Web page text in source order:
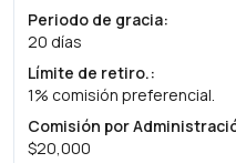
Periodo de gracia:
20 días
Límite de retiro.:
1% comisión preferencial.
Comisión por
$20,000